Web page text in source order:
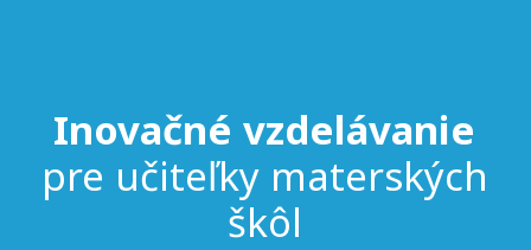
Inovačné vzdelávanie
pre učiteľky materských
škôl